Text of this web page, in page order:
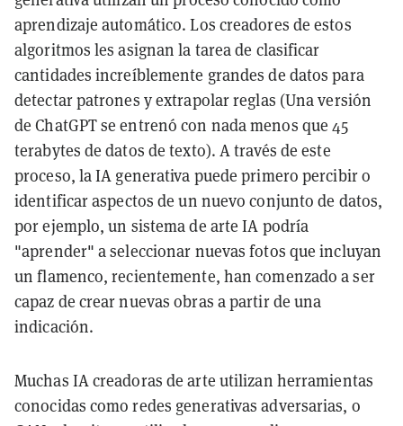
aprendizaje automático. Los creadores de estos
algoritmos les asignan la tarea de clasificar
cantidades increíblemente grandes de datos para
detectar patrones y extrapolar reglas (Una versión
de ChatGPT se entrenó con nada menos que 45
terabytes de datos de texto). A través de este
proceso, la IA generativa puede primero percibir o
identificar aspectos de un nuevo conjunto de datos,
por ejemplo, un sistema de arte IA podría
"aprender" a seleccionar nuevas fotos que incluyan
un flamenco, recientemente, han comenzado a ser
capaz de crear nuevas obras a partir de una
indicación.
Muchas IA creadoras de arte utilizan herramientas
conocidas como redes generativas adversarias, o